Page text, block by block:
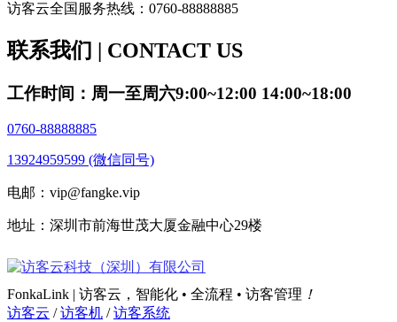
访客云全国服务热线：0760-88888885
联系我们 | CONTACT US
工作时间：周一至周六9:00~12:00 14:00~18:00
0760-88888885
13924959599 (微信同号)
电邮：vip@fangke.vip
地址：深圳市前海世茂大厦金融中心29楼
FonkaLink | 访客云，智能化 • 全流程 • 访客管理 ！
访客云 /访客机 /访客系统